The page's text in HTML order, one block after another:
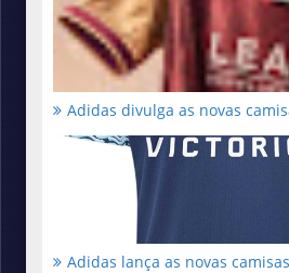
Adidas divulga as novas
Adidas lança as novas